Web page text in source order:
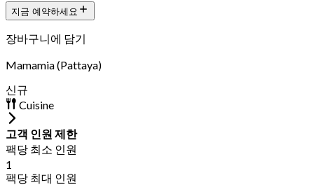
지금 예약하세요
장바구니에 담기
Mamamia (Pattaya)
신규
Cuisine
고객 인원 제한
팩당 최소 인원
1
팩당 최대 인원